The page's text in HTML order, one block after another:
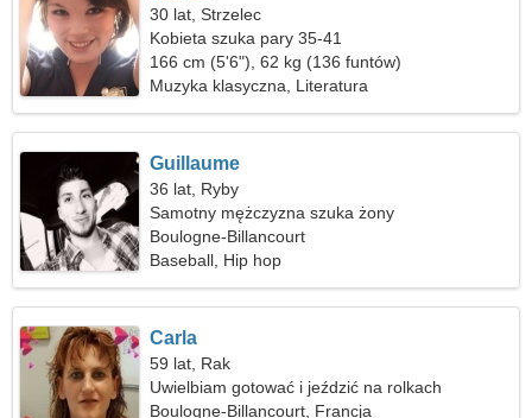
30 lat, Strzelec
Kobieta szuka pary 35-41
166 cm (5'6"), 62 kg (136 funtów)
Muzyka klasyczna, Literatura
Guillaume
36 lat, Ryby
Samotny mężczyzna szuka żony
Boulogne-Billancourt
Baseball, Hip hop
Carla
59 lat, Rak
Uwielbiam gotować i jeździć na rolkach
Boulogne-Billancourt, Francja